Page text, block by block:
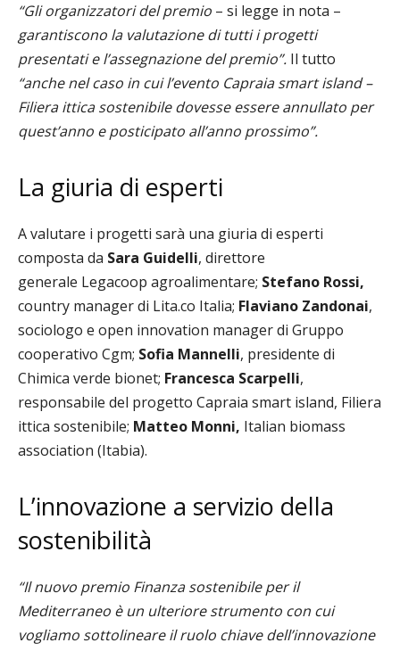
“Gli organizzatori del premio – si legge in nota –
garantiscono la valutazione di tutti i progetti
presentati e l’assegnazione del premio”. Il tutto
“anche nel caso in cui l’evento Capraia smart island –
Filiera ittica sostenibile dovesse essere annullato per
quest’anno e posticipato all’anno prossimo”.
La giuria di esperti
A valutare i progetti sarà una giuria di esperti
composta da Sara Guidelli, direttore
generale Legacoop agroalimentare; Stefano Rossi,
country manager di Lita.co Italia; Flaviano Zandonai,
sociologo e open innovation manager di Gruppo
cooperativo Cgm; Sofia Mannelli, presidente di
Chimica verde bionet; Francesca Scarpelli,
responsabile del progetto Capraia smart island, Filiera
ittica sostenibile; Matteo Monni, Italian biomass
association (Itabia).
L’innovazione a servizio della
sostenibilità
“Il nuovo premio Finanza sostenibile per il
Mediterraneo è un ulteriore strumento con cui
vogliamo sottolineare il ruolo chiave dell’innovazione